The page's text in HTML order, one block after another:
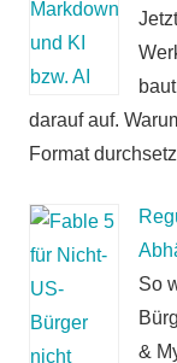
darauf auf.
Format
So
&